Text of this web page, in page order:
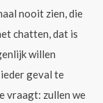
nooit zien, die
chatten, dat is
willen
geval te
vraagt: zullen we